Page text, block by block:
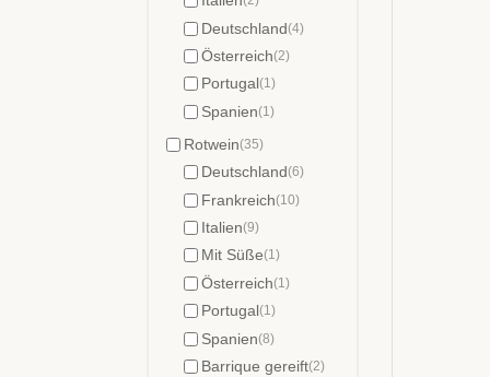
Deutschland(4)
Österreich(2)
Portugal(1)
Spanien(1)
Rotwein(35)
Deutschland(6)
Frankreich(10)
Italien(9)
Mit Süße(1)
Österreich(1)
Portugal(1)
Spanien(8)
Barrique gereift(2)